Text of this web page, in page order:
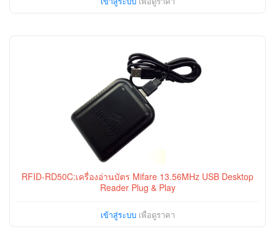
RFID-RD50C:เครื่องอ่านบัตร Mifare 13.56MHz USB Desktop
Reader Plug & Play
เข้าสู่ระบบเพื่อดูราคา